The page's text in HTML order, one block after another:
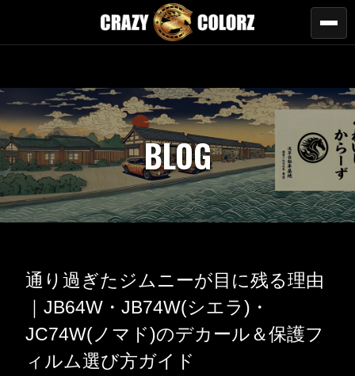
BLOG
通り過ぎたジムニーが目に残る理由
｜JB64W・JB74W(シエラ)・
JC74W(ノマド)のデカール＆保護フ
ィルム選び方ガイド